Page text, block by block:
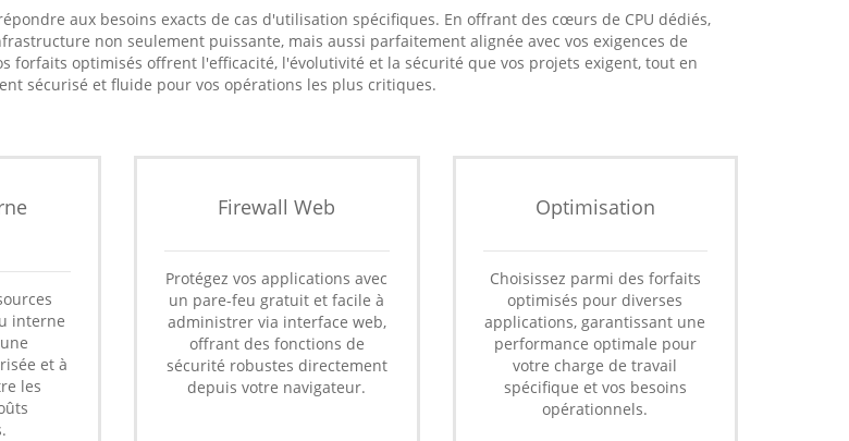
aux besoins exacts de cas d'utilisation spécifiques. En offrant des cœurs de CPU dédiés,
non seulement puissante, mais aussi parfaitement alignée avec vos exigences de
forfaits optimisés offrent l'efficacité, l'évolutivité et la sécurité que vos projets exigent, tout en
sécurisé et fluide pour vos opérations les plus critiques.
interne
et à
les
Firewall Web
Protégez vos applications avec
un pare-feu gratuit et facile à
administrer via interface web,
offrant des fonctions de
sécurité robustes directement
depuis votre navigateur.
Optimisation
Choisissez parmi des forfaits
optimisés pour diverses
applications, garantissant une
performance optimale pour
votre charge de travail
spécifique et vos besoins
opérationnels.